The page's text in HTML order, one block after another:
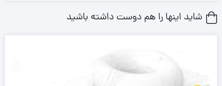
شاید اینها را هم دوست داشته باشید